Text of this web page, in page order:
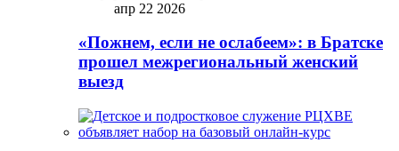
апр 22 2026
«Пожнем, если не ослабеем»: в Братске
прошел межрегиональный женский
выезд